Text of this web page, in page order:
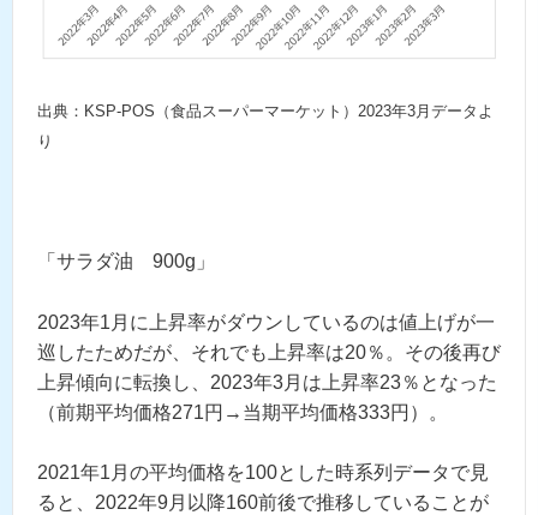
出典：KSP-POS（食品スーパーマーケット）2023年3月データよ
り
「サラダ油 900g」
2023年1月に上昇率がダウンしているのは値上げが一
巡したためだが、それでも上昇率は20％。その後再び
上昇傾向に転換し、2023年3月は上昇率23％となった
（前期平均価格271円→当期平均価格333円）。
2021年1月の平均価格を100とした時系列データで見
ると、2022年9月以降160前後で推移していることが